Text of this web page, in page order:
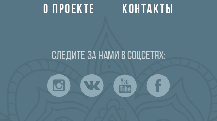
О ПРОЕКТЕ КОНТАКТЫ
Следите за нами в соцсетях: